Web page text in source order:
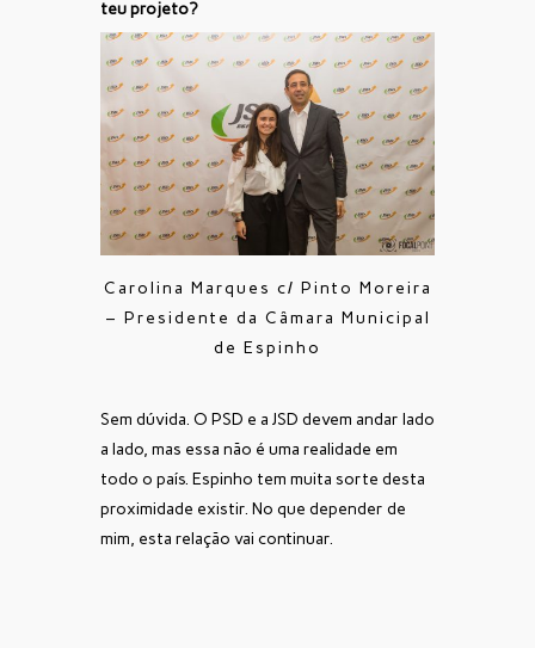
teu projeto?
Carolina Marques c/ Pinto Moreira
– Presidente da Câmara Municipal
de Espinho
Sem dúvida. O PSD e a JSD devem andar lado
a lado, mas essa não é uma realidade em
todo o país. Espinho tem muita sorte desta
proximidade existir. No que depender de
mim, esta relação vai continuar.